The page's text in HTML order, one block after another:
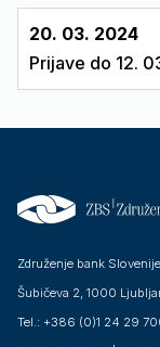
20. 03. 2024
Prijave do 12.
Združenje bank
Šubičeva 2, 1000
Tel.: +386 (0)1 24 29